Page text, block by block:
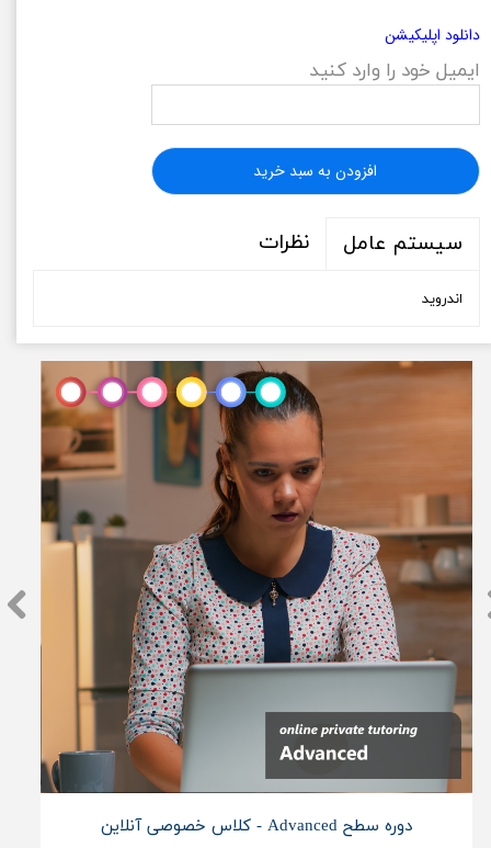
دانلود اپلیکیشن
ایمیل خود را وارد کنید
افزودن به سبد خرید
سیستم عامل نظرات
اندروید
دوره سطح Advanced - کلاس خصوصی آنلاین